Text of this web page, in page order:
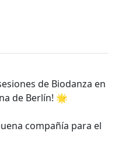
de Biodanza en
de Berlín! 🌟
compañía para el